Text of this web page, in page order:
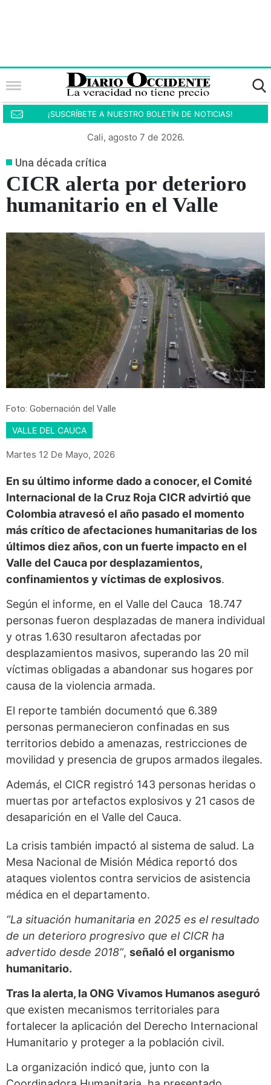
¡SUSCRÍBETE A NUESTRO BOLETÍN DE NOTICIAS!
Cali, agosto 7 de 2026.
Una década crítica
CICR alerta por deterioro
humanitario en el Valle
Foto: Gobernación del Valle
VALLE DEL CAUCA
Martes 12 De Mayo, 2026
En su último informe dado a conocer, el Comité
Internacional de la Cruz Roja CICR advirtió que
Colombia atravesó el año pasado el momento
más crítico de afectaciones humanitarias de los
últimos diez años, con un fuerte impacto en el
Valle del Cauca por desplazamientos,
confinamientos y víctimas de explosivos.
Según el informe, en el Valle del Cauca 18.747
personas fueron desplazadas de manera individual
y otras 1.630 resultaron afectadas por
desplazamientos masivos, superando las 20 mil
víctimas obligadas a abandonar sus hogares por
causa de la violencia armada.
El reporte también documentó que 6.389
personas permanecieron confinadas en sus
territorios debido a amenazas, restricciones de
movilidad y presencia de grupos armados ilegales.
Además, el CICR registró 143 personas heridas o
muertas por artefactos explosivos y 21 casos de
desaparición en el Valle del Cauca.
La crisis también impactó al sistema de salud. La
Mesa Nacional de Misión Médica reportó dos
ataques violentos contra servicios de asistencia
médica en el departamento.
“La situación humanitaria en 2025 es el resultado
de un deterioro progresivo que el CICR ha
advertido desde 2018”, señaló el organismo
humanitario.
Tras la alerta, la ONG Vivamos Humanos aseguró
que existen mecanismos territoriales para
fortalecer la aplicación del Derecho Internacional
Humanitario y proteger a la población civil.
La organización indicó que, junto con la